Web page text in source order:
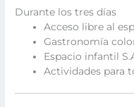
Durante los tres días
Acceso libre al
Gastronomía
Espacio infantil
Actividades para